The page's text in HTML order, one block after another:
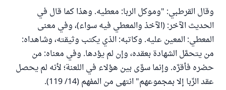
وقال القرطبي: "وموكل الربا: معطيه. وهذا كما قال في
الحديث الآخر: (الآخذ والمعطي فيه سواء)، وفي معنى
المعطي: المعين عليه. وكاتبه: الذي يكتب وثيقته، وشاهداه:
من يتحمَّل الشهادة بعقده، وإن لم يؤدها. وفي معناه: من
حضره فأقرَّه. وإنما سوَّى بين هؤلاء في اللعنة؛ لأنه لم يحصل
عقد الرِّبا إلا بمجموعهم" انتهى من المفهم (14/ 119).